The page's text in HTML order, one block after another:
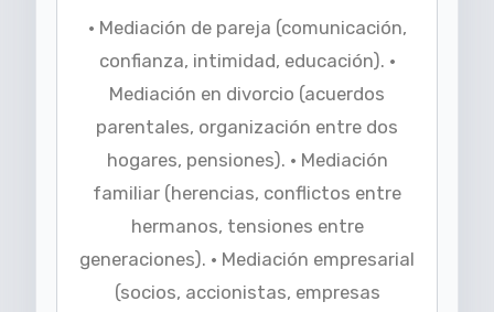
• Mediación de pareja (comunicación,
confianza, intimidad, educación). •
Mediación en divorcio (acuerdos
parentales, organización entre dos
hogares, pensiones). • Mediación
familiar (herencias, conflictos entre
hermanos, tensiones entre
generaciones). • Mediación empresarial
(socios, accionistas, empresas